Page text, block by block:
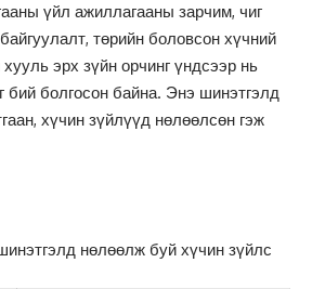
үйл ажиллагааны зарчим, чиг
төрийн боловсон хүчний
эрх зүйн орчинг үндсээр нь
бий болгосон байна. Энэ шинэтгэлд
хүчин зүйлүүд нөлөөлсөн гэж
нөлөөлж буй хүчин зүйлс